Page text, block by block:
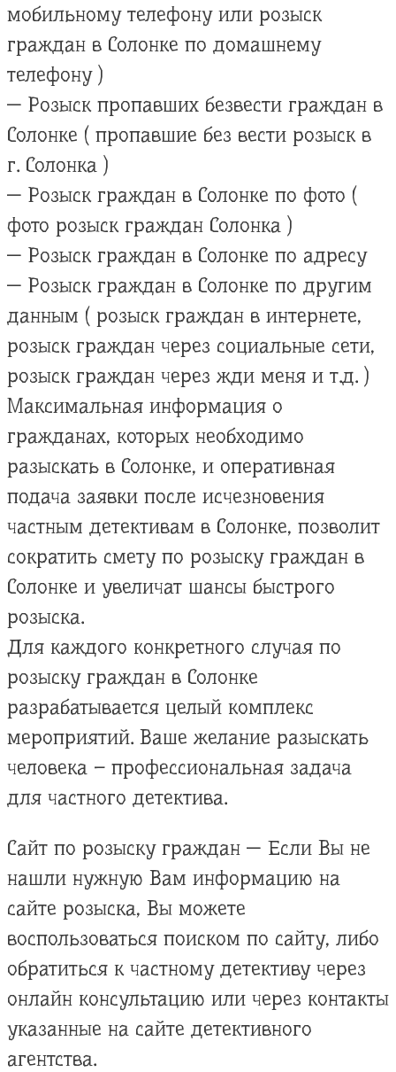
мобильному телефону или розыск
граждан в Солонке по домашнему
телефону )
— Розыск пропавших безвести граждан в
Солонке ( пропавшие без вести розыск в
г. Солонка )
— Розыск граждан в Солонке по фото (
фото розыск граждан Солонка )
— Розыск граждан в Солонке по адресу
— Розыск граждан в Солонке по другим
данным ( розыск граждан в интернете,
розыск граждан через социальные сети,
розыск граждан через жди меня и т.д. )
Максимальная информация о
гражданах, которых необходимо
разыскать в Солонке, и оперативная
подача заявки после исчезновения
частным детективам в Солонке, позволит
сократить смету по розыску граждан в
Солонке и увеличат шансы быстрого
розыска.
Для каждого конкретного случая по
розыску граждан в Солонке
разрабатывается целый комплекс
мероприятий. Ваше желание разыскать
человека – профессиональная задача
для частного детектива.
Сайт по розыску граждан — Если Вы не
нашли нужную Вам информацию на
сайте розыска, Вы можете
воспользоваться поиском по сайту, либо
обратиться к частному детективу через
онлайн консультацию или через контакты
указанные на сайте детективного
агентства.